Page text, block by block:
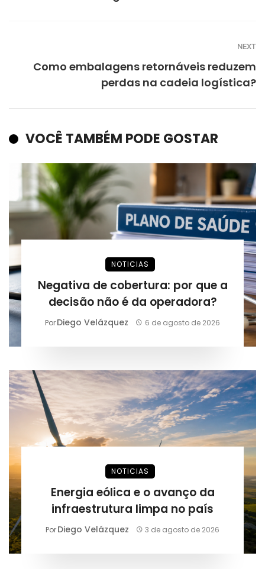
NEXT
Como embalagens retornáveis reduzem
perdas na cadeia logística?
VOCÊ TAMBÉM PODE GOSTAR
NOTICIAS
Negativa de cobertura: por que a
decisão não é da operadora?
PorDiego Velázquez 6 de agosto de 2026
NOTICIAS
Energia eólica e o avanço da
infraestrutura limpa no país
PorDiego Velázquez 3 de agosto de 2026